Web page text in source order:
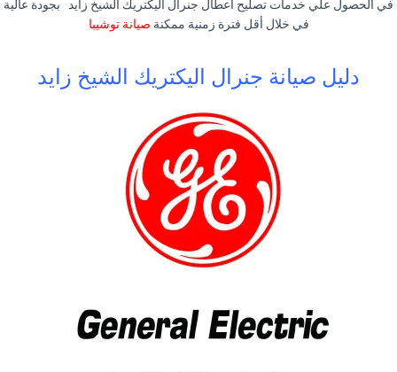
في الحصول علي خدمات تصليح اعطال جنرال اليكتريك الشيخ زايد بجودة عالية
في خلال أقل فترة زمنية ممكنة صيانة توشيبا
دليل صيانة جنرال اليكتريك الشيخ زايد